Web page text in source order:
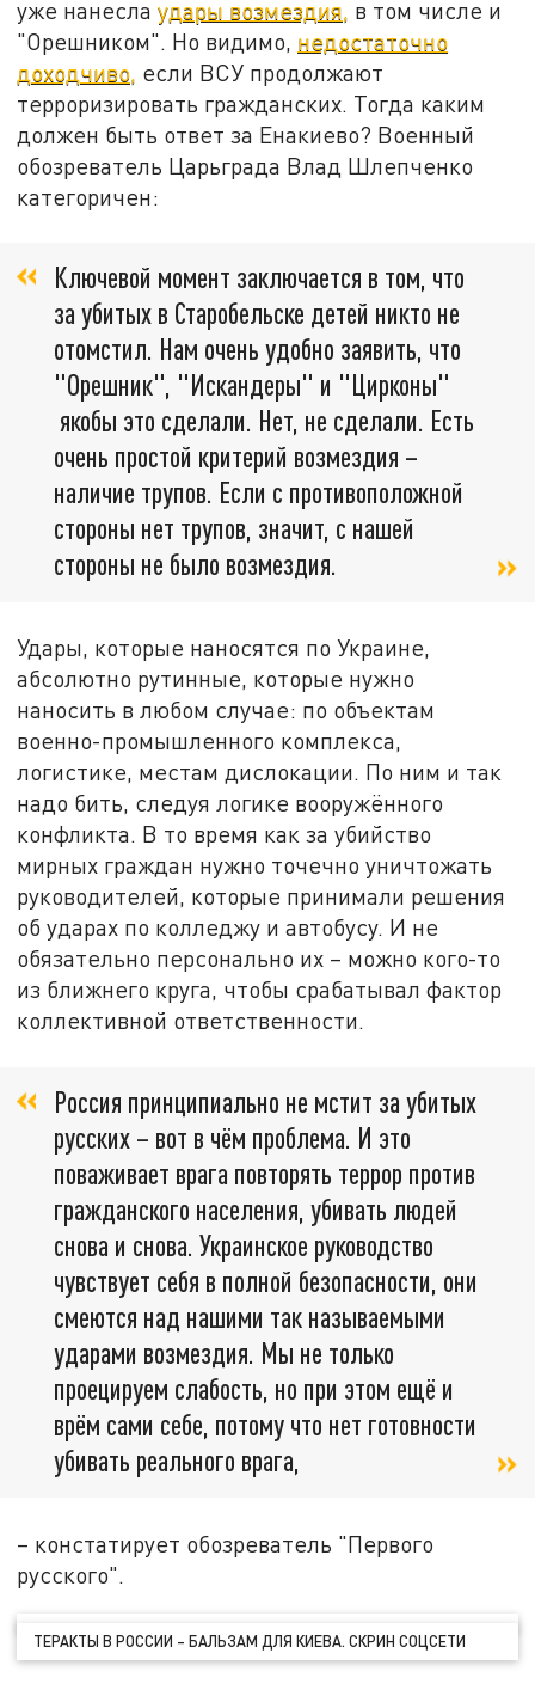
уже нанеслаудары возмездия, в том числе и
"Орешником". Но видимо, недостаточно
доходчиво, если ВСУ продолжают
терроризировать гражданских. Тогда каким
должен быть ответ за Енакиево? Военный
обозреватель Царьграда Влад Шлепченко
категоричен:
Ключевой момент заключается в том, что
за убитых в Старобельске детей никто не
отомстил. Нам очень удобно заявить, что
"Орешник", "Искандеры" и "Цирконы"
якобы это сделали. Нет, не сделали. Есть
очень простой критерий возмездия –
наличие трупов. Если с противоположной
стороны нет трупов, значит, с нашей
стороны не было возмездия.
Удары, которые наносятся по Украине,
абсолютно рутинные, которые нужно
наносить в любом случае: по объектам
военно-промышленного комплекса,
логистике, местам дислокации. По ним и так
надо бить, следуя логике вооружённого
конфликта. В то время как за убийство
мирных граждан нужно точечно уничтожать
руководителей, которые принимали решения
об ударах по колледжу и автобусу. И не
обязательно персонально их – можно кого-то
из ближнего круга, чтобы срабатывал фактор
коллективной ответственности.
Россия принципиально не мстит за убитых
русских – вот в чём проблема. И это
поваживает врага повторять террор против
гражданского населения, убивать людей
снова и снова. Украинское руководство
чувствует себя в полной безопасности, они
смеются над нашими так называемыми
ударами возмездия. Мы не только
проецируем слабость, но при этом ещё и
врём сами себе, потому что нет готовности
убивать реального врага,
– констатирует обозреватель "Первого
русского".
ТЕРАКТЫ В РОССИИ – БАЛЬЗАМ ДЛЯ КИЕВА. СКРИН СОЦСЕТИ